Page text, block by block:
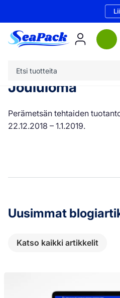
Joululoma
Perämetsän tehtaiden
22.12.2018 – 1.1.2019.
Uusimmat
Katso kaikki artikkelit